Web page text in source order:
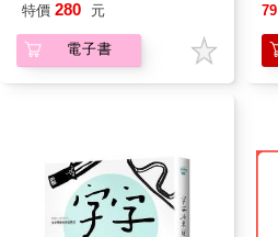
特價 280 元
電子書
79